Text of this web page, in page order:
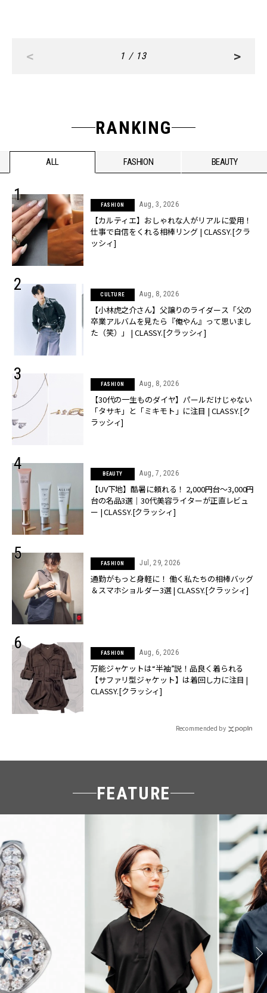
< 1 / 13 >
RANKING
ALL FASHION BEAUTY
FASHION Aug, 3, 2026
【カルティエ】おしゃれな人がリアルに愛用！
仕事で自信をくれる相棒リング | CLASSY.[クラ
ッシィ]
CULTURE Aug, 8, 2026
【小林虎之介さん】父譲りのライダース「父の
卒業アルバムを見たら『俺やん』って思いまし
た（笑）」 | CLASSY.[クラッシィ]
FASHION Aug, 8, 2026
【30代の一生ものダイヤ】パールだけじゃない
「タサキ」と「ミキモト」に注目 | CLASSY.[ク
ラッシィ]
BEAUTY Aug, 7, 2026
【UV下地】酷暑に頼れる！ 2,000円台〜3,000円
台の名品3選｜30代美容ライターが正直レビュ
ー | CLASSY.[クラッシィ]
FASHION Jul, 29, 2026
通勤がもっと身軽に！ 働く私たちの相棒バッグ
＆スマホショルダー3選 | CLASSY.[クラッシィ]
FASHION Aug, 6, 2026
万能ジャケットは“半袖”説！品良く着られる
【サファリ型ジャケット】は着回し力に注目 |
CLASSY.[クラッシィ]
Recommended by
FEATURE